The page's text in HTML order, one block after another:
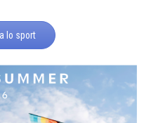
lo sport